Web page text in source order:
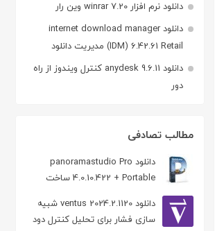
دانلود نرم افزار winrar 7.20 وین رار
دانلود internet download manager
(IDM) 6.42.61 Retail مدیریت دانلود
دانلود anydesk 9.6.11 کنترل ویندوز از راه
دور
مطالب تصادفی
دانلود panoramastudio Pro
4.0.10.422 + Portable ساخت
تصاویر پانوراما
دانلود ventus 2024.2.1120 شبیه
سازی فشار برای تحلیل کنترل دود